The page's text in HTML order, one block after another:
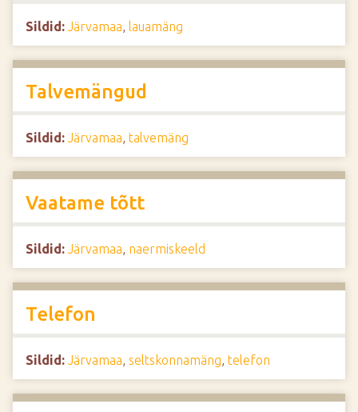
Sildid: Järvamaa, lauamäng
Talvemängud
Sildid: Järvamaa, talvemäng
Vaatame tõtt
Sildid: Järvamaa, naermiskeeld
Telefon
Sildid: Järvamaa, seltskonnamäng, telefon